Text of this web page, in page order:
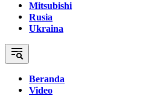
Mitsubishi
Rusia
Ukraina
Beranda
Video